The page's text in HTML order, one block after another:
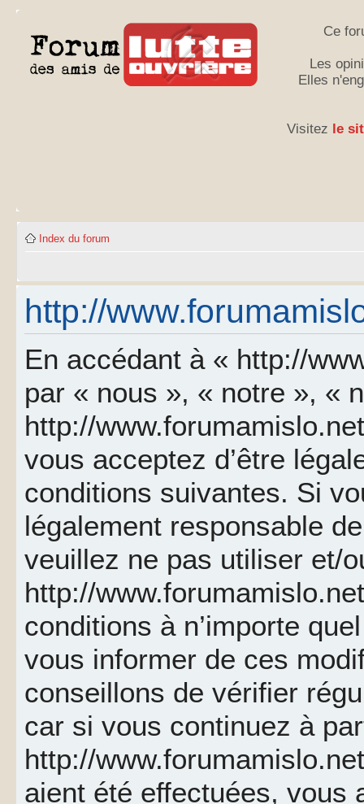
Ce
Les
Elles
Visitez le
Index du forum
http://
En accédant à « http://
par « nous », « notre », «
http://
vous acceptez d’être
conditions suivantes. Si
légalement responsable
veuillez ne pas utiliser et/
http://
conditions à n’importe
vous informer de ces
conseillons de vérifier
car si vous continuez à
http://
aient été effectuées, vous